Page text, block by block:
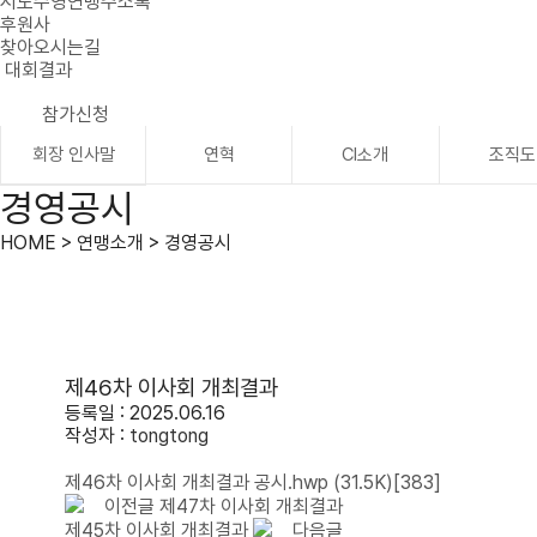
후원사
찾아오시는길
대회결과
참가신청
회장 인사말 연혁 CI소개 조직도
경영공시
HOME > 연맹소개 > 경영공시
제46차 이사회 개최결과
등록일 : 2025.06.16
작성자 : tongtong
제46차 이사회 개최결과 공시.hwp (31.5K) [383]
이전글 제47차 이사회 개최결과
제45차 이사회 개최결과
다음글